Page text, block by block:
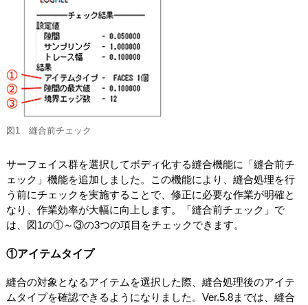
図1 縫合前チェック
サーフェイス群を選択してボディ化する縫合機能に「縫合前チ
ェック」機能を追加しました。この機能により、縫合処理を行
う前にチェックを実施することで、修正に必要な作業が明確と
なり、作業効率が大幅に向上します。「縫合前チェック」で
は、図1の①～③の3つの項目をチェックできます。
①アイテムタイプ
縫合の対象となるアイテムを選択した際、縫合処理後のアイテ
ムタイプを確認できるようになりました。Ver.5.8までは、縫合